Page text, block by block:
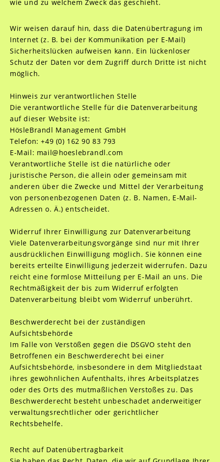
wie und zu welchem Zweck das geschieht.
Wir weisen darauf hin, dass die Datenübertragung im
Internet (z. B. bei der Kommunikation per E-Mail)
Sicherheitslücken aufweisen kann. Ein lückenloser
Schutz der Daten vor dem Zugriff durch Dritte ist nicht
möglich.
Hinweis zur verantwortlichen Stelle
Die verantwortliche Stelle für die Datenverarbeitung
auf dieser Website ist:
HösleBrandl Management GmbH
Telefon: +49 (0) 162 90 83 793
E-Mail: mail@hoeslebrandl.com
Verantwortliche Stelle ist die natürliche oder
juristische Person, die allein oder gemeinsam mit
anderen über die Zwecke und Mittel der Verarbeitung
von personenbezogenen Daten (z. B. Namen, E-Mail-
Adressen o. Ä.) entscheidet.
Widerruf Ihrer Einwilligung zur Datenverarbeitung
Viele Datenverarbeitungsvorgänge sind nur mit Ihrer
ausdrücklichen Einwilligung möglich. Sie können eine
bereits erteilte Einwilligung jederzeit widerrufen. Dazu
reicht eine formlose Mitteilung per E-Mail an uns. Die
Rechtmäßigkeit der bis zum Widerruf erfolgten
Datenverarbeitung bleibt vom Widerruf unberührt.
Beschwerderecht bei der zuständigen
Aufsichtsbehörde
Im Falle von Verstößen gegen die DSGVO steht den
Betroffenen ein Beschwerderecht bei einer
Aufsichtsbehörde, insbesondere in dem Mitgliedstaat
ihres gewöhnlichen Aufenthalts, ihres Arbeitsplatzes
oder des Orts des mutmaßlichen Verstoßes zu. Das
Beschwerderecht besteht unbeschadet anderweitiger
verwaltungsrechtlicher oder gerichtlicher
Rechtsbehelfe.
Recht auf Datenübertragbarkeit